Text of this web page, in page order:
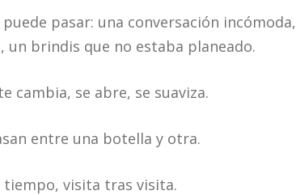
pasar: una conversación incómoda,
un brindis que no estaba planeado.
cambia, se abre, se suaviza.
entre una botella y otra.
tiempo, visita tras visita.